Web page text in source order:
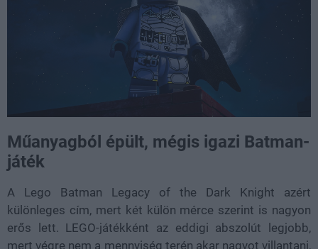
Műanyagból épült, mégis igazi Batman-
játék
A Lego Batman Legacy of the Dark Knight azért
különleges cím, mert két külön mérce szerint is nagyon
erős lett. LEGO-játékként az eddigi abszolút legjobb,
mert végre nem a mennyiség terén akar nagyot villantani,